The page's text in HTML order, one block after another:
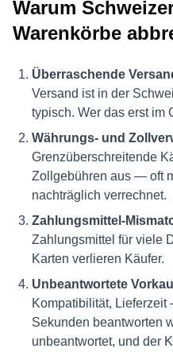
Warum
Warenkörbe
Überraschende
Versand ist in der
typisch. Wer das erst im
Währungs- und
Grenzüberschreitende
Zollgebühren aus — oft
nachträglich verrechnet.
Zahlungsmittel-
Zahlungsmittel für viele
Karten verlieren Käufer.
Unbeantwortete
Kompatibilität,
Sekunden beantworten
unbeantwortet, und der